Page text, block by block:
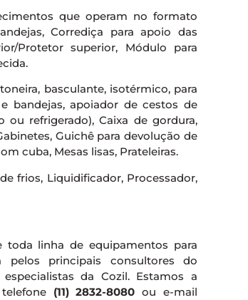
que operam no formato
Corrediça para apoio das
Protetor superior, Módulo para
basculante, isotérmico, para
bandejas, apoiador de cestos de
refrigerado), Caixa de gordura,
Guichê para devolução de
cuba, Mesas lisas, Prateleiras.
frios, Liquidificador, Processador,
toda linha de equipamentos para
pelos principais consultores do
da Cozil. Estamos a
(11) 2832-8080 ou e-mail